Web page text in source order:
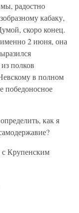
радостно
кабаку,
скоро конец.
именно 2 июня, она
полков
в полном
победоносное
как я
с Крупенским